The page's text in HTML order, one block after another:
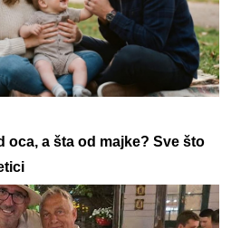
oca, a šta od majke? Sve što